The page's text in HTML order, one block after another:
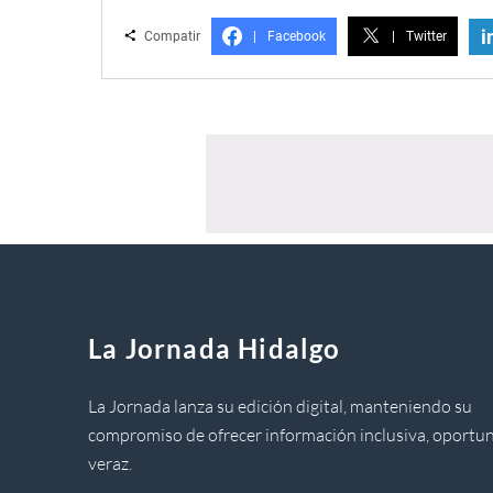
Compatir Facebook Twitter
La Jornada Hidalgo
La Jornada lanza su edición digital, manteniendo su
compromiso de ofrecer información inclusiva,
veraz.